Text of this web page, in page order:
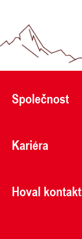
Společnost
Kariéra
Hoval kontakt